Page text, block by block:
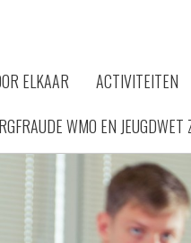
ELKAAR ACTIVITEITEN
WMO EN JEUGDWET